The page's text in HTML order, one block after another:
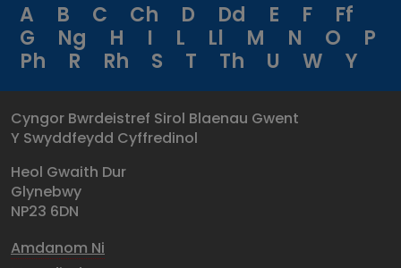
A
B C Ch D Dd E F
Ff
G
Ng H I L Ll M N O
P
Ph
R Rh S T Th U W Y
Cyngor Bwrdeistref Sirol Blaenau Gwent
Y Swyddfeydd Cyffredinol
Heol Gwaith Dur
Glynebwy
NP23 6DN
Amdanom Ni